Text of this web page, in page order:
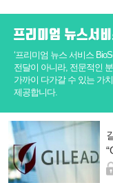
‘프리미엄 뉴스 서비스
전달이 아니라, 전문적인
가까이 다가갈 수 있는 가
제공합니다.